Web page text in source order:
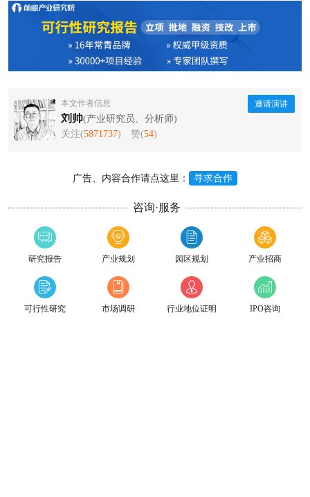
本文作者信息
刘帅(产业研究员、分析师)
关注(5871737) 赞(54)
邀请演讲
广告、内容合作请点这里： 寻求合作
咨询·服务
研究报告 产业规划 园区规划 产业招商
可行性研究 市场调研 行业地位证明 IPO咨询